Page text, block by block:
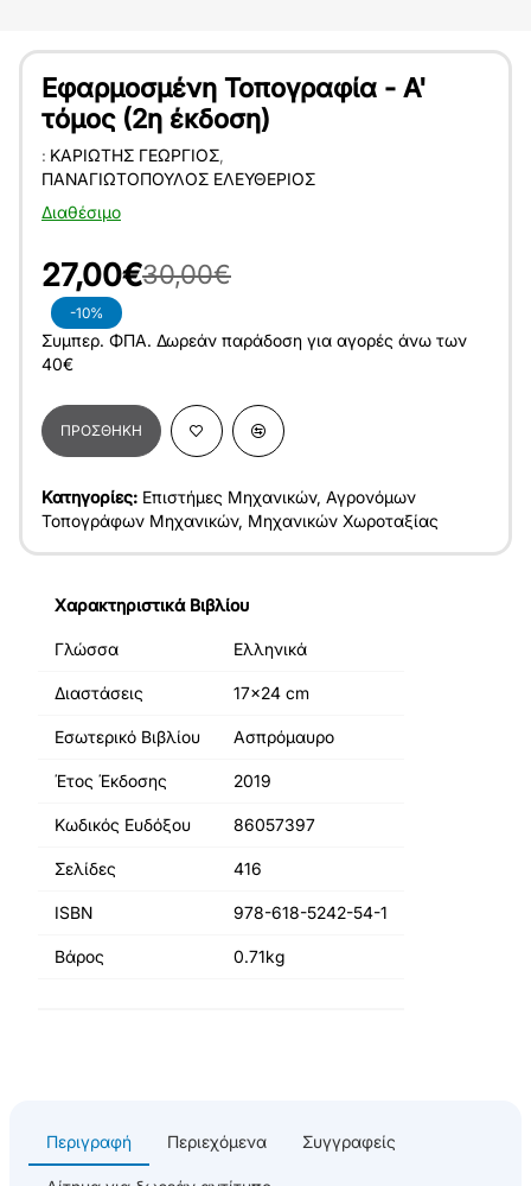
Εφαρμοσμένη Τοπογραφία - Α'
τόμος (2η έκδοση)
Διαθέσιμο
: ΚΑΡΙΏΤΗΣ ΓΕΏΡΓΙΟΣ
ΠΑΝΑΓΙΩΤΌΠΟΥΛΟΣ ΕΛΕΥΘΈΡΙΟΣ
-10%
27,00€30,00€
Συμπερ. ΦΠΑ. Δωρεάν παράδοση για αγορές άνω των
40€
ΠΡΟΣΘΉΚΗ
Κατηγορίες: Επιστήμες Μηχανικών, Αγρονόμων
Τοπογράφων Μηχανικών, Μηχανικών Χωροταξίας
Χαρακτηριστικά Βιβλίου
Γλώσσα Ελληνικά
Διαστάσεις 17x24 cm
Εσωτερικό Βιβλίου Ασπρόμαυρο
Έτος Έκδοσης 2019
Κωδικός Ευδόξου 86057397
Σελίδες 416
ISBN 978-618-5242-54-1
Βάρος 0.71kg
Περιγραφή Περιεχόμενα Συγγραφείς